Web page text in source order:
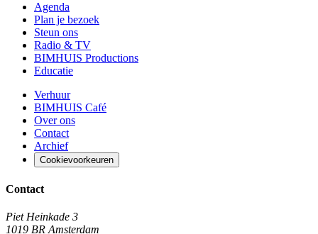
Agenda
Plan je bezoek
Steun ons
Radio & TV
BIMHUIS Productions
Educatie
Verhuur
BIMHUIS Café
Over ons
Contact
Archief
Cookievoorkeuren
Contact
Piet Heinkade 3
1019 BR Amsterdam